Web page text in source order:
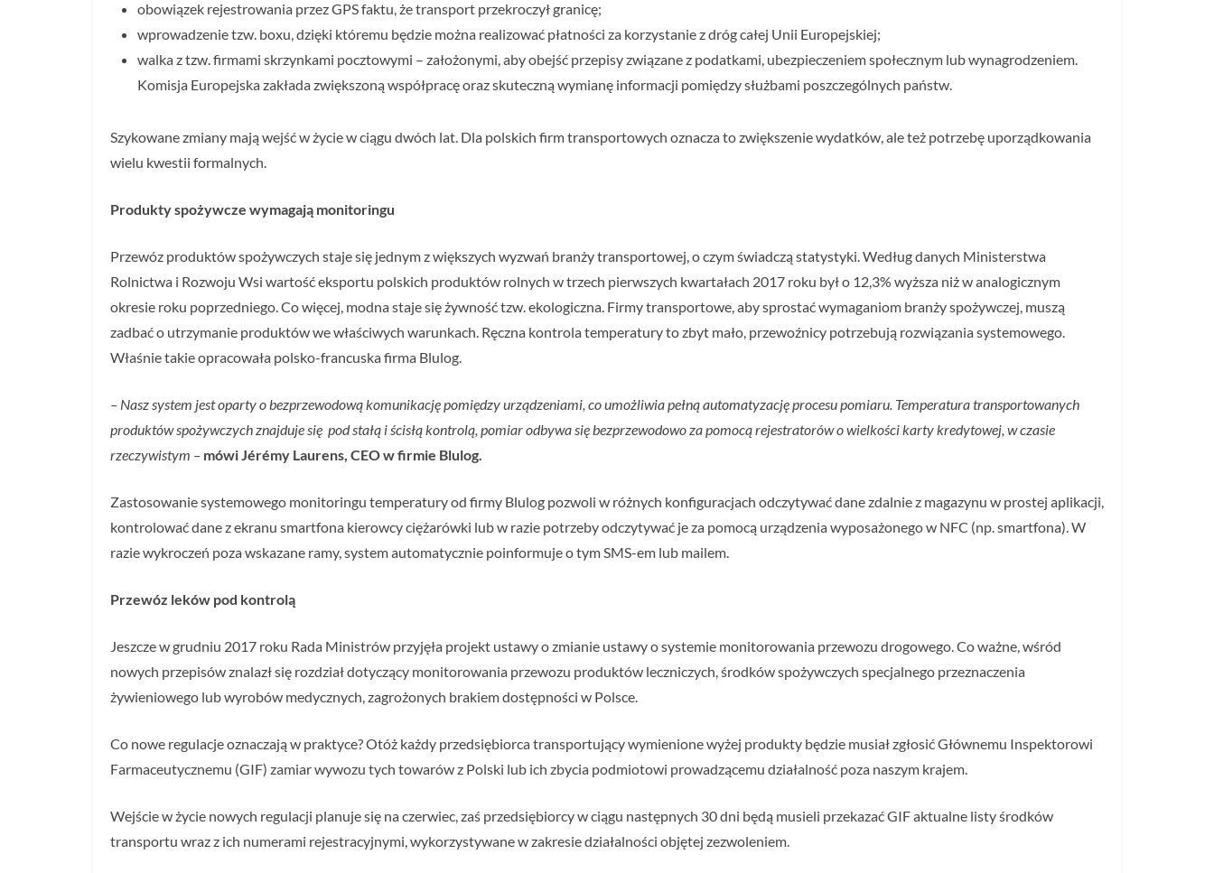
obowiązek rejestrowania przez GPS faktu, że transport przekroczył granicę;
wprowadzenie tzw. boxu, dzięki któremu będzie można realizować płatności za korzystanie z dróg całej Unii Europejskiej;
walka z tzw. firmami skrzynkami pocztowymi – założonymi, aby obejść przepisy związane z podatkami, ubezpieczeniem społecznym lub wynagrodzeniem.
Komisja Europejska zakłada zwiększoną współpracę oraz skuteczną wymianę informacji pomiędzy służbami poszczególnych państw.
Szykowane zmiany mają wejść w życie w ciągu dwóch lat. Dla polskich firm transportowych oznacza to zwiększenie wydatków, ale też potrzebę uporządkowania
wielu kwestii formalnych.
Produkty spożywcze wymagają monitoringu
Przewóz produktów spożywczych staje się jednym z większych wyzwań branży transportowej, o czym świadczą statystyki. Według danych Ministerstwa
Rolnictwa i Rozwoju Wsi wartość eksportu polskich produktów rolnych w trzech pierwszych kwartałach 2017 roku był o 12,3% wyższa niż w analogicznym
okresie roku poprzedniego. Co więcej, modna staje się żywność tzw. ekologiczna. Firmy transportowe, aby sprostać wymaganiom branży spożywczej, muszą
zadbać o utrzymanie produktów we właściwych warunkach. Ręczna kontrola temperatury to zbyt mało, przewoźnicy potrzebują rozwiązania systemowego.
Właśnie takie opracowała polsko-francuska firma Blulog.
– Nasz system jest oparty o bezprzewodową komunikację pomiędzy urządzeniami, co umożliwia pełną automatyzację procesu pomiaru. Temperatura transportowanych
produktów spożywczych znajduje się pod stałą i ścisłą kontrolą, pomiar odbywa się bezprzewodowo za pomocą rejestratorów o wielkości karty kredytowej, w czasie
rzeczywistym – mówi Jérémy Laurens, CEO w firmie Blulog.
Zastosowanie systemowego monitoringu temperatury od firmy Blulog pozwoli w różnych konfiguracjach odczytywać dane zdalnie z magazynu w prostej aplikacji,
kontrolować dane z ekranu smartfona kierowcy ciężarówki lub w razie potrzeby odczytywać je za pomocą urządzenia wyposażonego w NFC (np. smartfona). W
razie wykroczeń poza wskazane ramy, system automatycznie poinformuje o tym SMS-em lub mailem.
Przewóz leków pod kontrolą
Jeszcze w grudniu 2017 roku Rada Ministrów przyjęła projekt ustawy o zmianie ustawy o systemie monitorowania przewozu drogowego. Co ważne, wśród
nowych przepisów znalazł się rozdział dotyczący monitorowania przewozu produktów leczniczych, środków spożywczych specjalnego przeznaczenia
żywieniowego lub wyrobów medycznych, zagrożonych brakiem dostępności w Polsce.
Co nowe regulacje oznaczają w praktyce? Otóż każdy przedsiębiorca transportujący wymienione wyżej produkty będzie musiał zgłosić Głównemu Inspektorowi
Farmaceutycznemu (GIF) zamiar wywozu tych towarów z Polski lub ich zbycia podmiotowi prowadzącemu działalność poza naszym krajem.
Wejście w życie nowych regulacji planuje się na czerwiec, zaś przedsiębiorcy w ciągu następnych 30 dni będą musieli przekazać GIF aktualne listy środków
transportu wraz z ich numerami rejestracyjnymi, wykorzystywane w zakresie działalności objętej zezwoleniem.